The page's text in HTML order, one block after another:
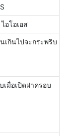
อโอเอส
เกินไปจะกระพริบ
มื่อเปิดฝาครอบ